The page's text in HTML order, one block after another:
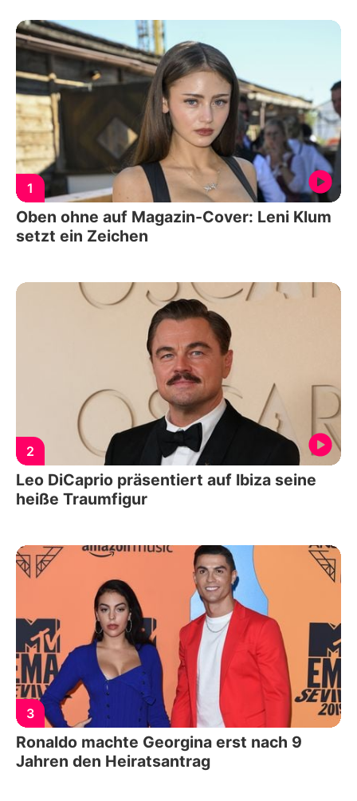
1
Oben ohne auf Magazin-Cover: Leni Klum
setzt ein Zeichen
2
Leo DiCaprio präsentiert auf Ibiza seine
heiße Traumfigur
3
Ronaldo machte Georgina erst nach 9
Jahren den Heiratsantrag